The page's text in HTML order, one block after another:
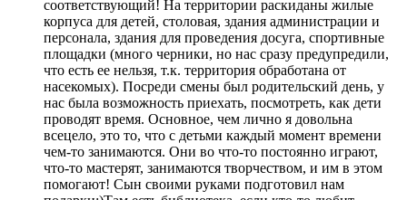
соответствующий! На территории раскиданы жилые
корпуса для детей, столовая, здания администрации и
персонала, здания для проведения досуга, спортивные
площадки (много черники, но нас сразу предупредили,
что есть ее нельзя, т.к. территория обработана от
насекомых). Посреди смены был родительский день, у
нас была возможность приехать, посмотреть, как дети
проводят время. Основное, чем лично я довольна
всецело, это то, что с детьми каждый момент времени
чем-то занимаются. Они во что-то постоянно играют,
что-то мастерят, занимаются творчеством, и им в этом
помогают! Сын своими руками подготовил нам